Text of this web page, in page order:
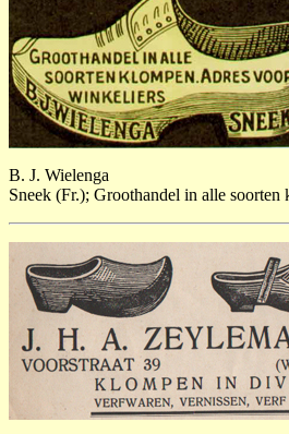
B. J. Wielenga
Sneek (Fr.); Groothandel in alle soorten